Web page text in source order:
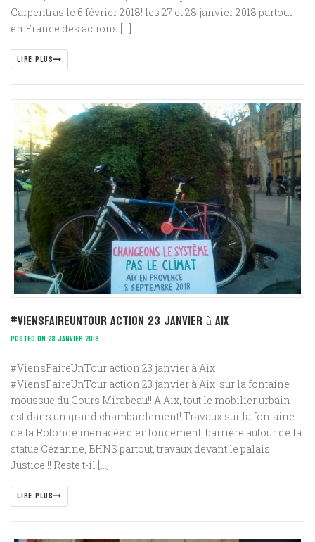
Carpentras le 6 février 2018! les 27 et 28 janvier 2018 partout
en France des actions […]
LIRE PLUS
#ViensFaireUnTour action 23 janvier à Aix
POSTED ON 23 JANVIER 2018
#ViensFaireUnTour action 23 janvier à Aix
#ViensFaireUnTour action 23 janvier à Aix sur la fontaine
moussue du Cours Mirabeau!! A Aix, tout le mobilier urbain
est dans un grand chambardement! Travaux sur la fontaine
de la Rotonde menacée d’enfoncement, barrière autour de la
statue Cézanne, BHNS partout, travaux devant le palais
Justice !! Reste t-il […]
LIRE PLUS